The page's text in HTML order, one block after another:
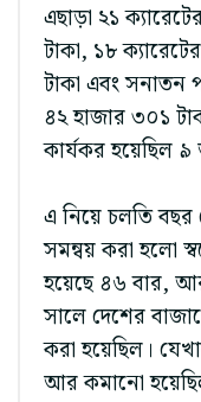
এছাড়া ২১
টাকা, ১৮
টাকা এবং সনাতন
৪২ হাজার ৩০১
কার্যকর হয়েছিল
এ নিয়ে চলতি
সমন্বয় করা হলো
হয়েছে ৪৬ বার,
সালে দেশের
করা হয়েছিল।
আর কমানো